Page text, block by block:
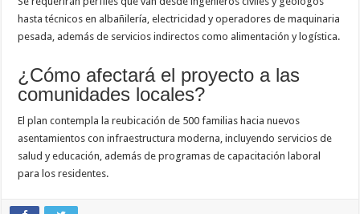
hasta técnicos en albañilería, electricidad y operadores de maquinaria
pesada, además de servicios indirectos como alimentación y logística.
¿Cómo afectará el proyecto a las
comunidades locales?
El plan contempla la reubicación de 500 familias hacia nuevos
asentamientos con infraestructura moderna, incluyendo servicios de
salud y educación, además de programas de capacitación laboral
para los residentes.